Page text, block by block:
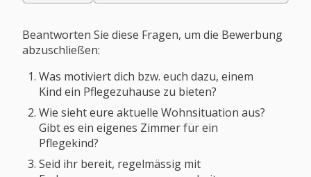
Beantworten Sie diese Fragen, um die Bewerbung
abzuschließen:
Was motiviert dich bzw. euch dazu, einem
Kind ein Pflegezuhause zu bieten?
Wie sieht eure aktuelle Wohnsituation aus?
Gibt es ein eigenes Zimmer für ein
Pflegekind?
Seid ihr bereit, regelmässig mit